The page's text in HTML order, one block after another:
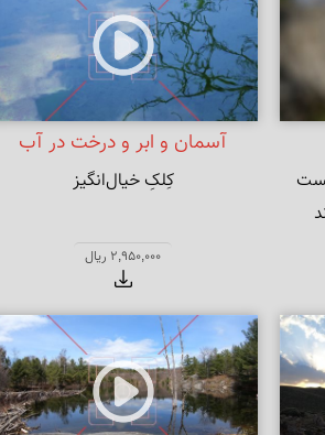
آسمان و ابر و درخت در آب
کِلکِ خیال‌انگیز
2,950,000 ریال